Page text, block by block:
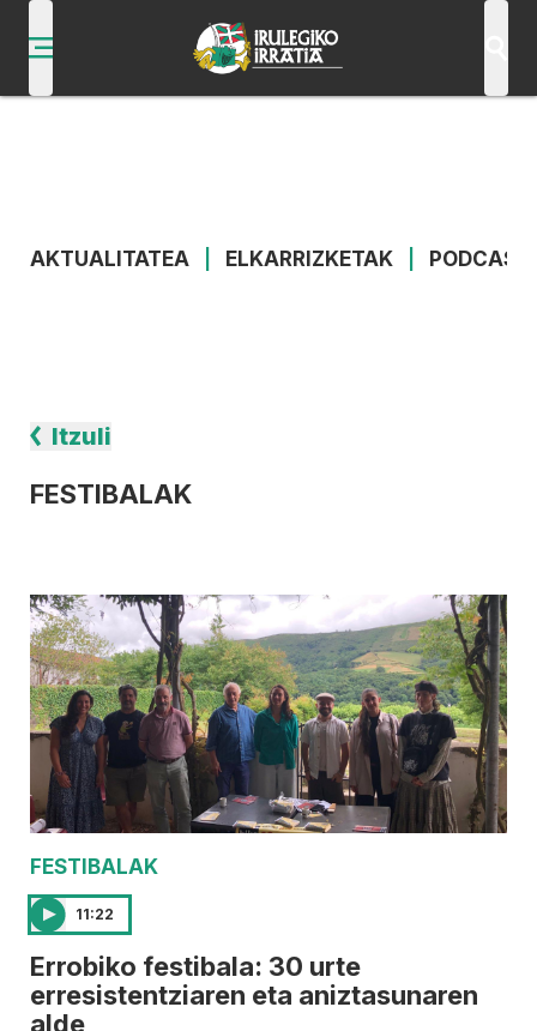
AKTUALITATEA ELKARRIZKETAK
Itzuli
FESTIBALAK
FESTIBALAK
11:22
Errobiko festibala: 30 urte
erresistentziaren eta aniztasunaren
alde